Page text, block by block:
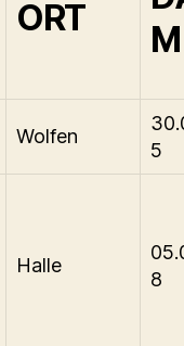
ORT
M
Wolfen
5
Halle
8